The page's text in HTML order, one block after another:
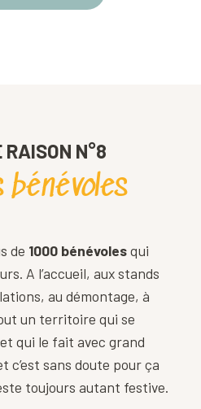
N°8
bénévoles
de 1000 bénévolesqui
A l’accueil, aux stands
au démontage, à
un territoire qui se
qui le fait avec grand
c’est sans doute pour ça
toujours autant festive.